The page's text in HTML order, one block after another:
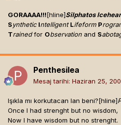
GORAAAA!!![hline]Silphatos
Synthetic Intelligent Lifeform P
Trainedfor Observation and S
Penthesilea
Mesaj tarihi: Haziran 25,
Işıkla mı korkutacan lan beni?[hline]
Once I had strenght but no wisdom,
Now I have wisdom but no strenght.